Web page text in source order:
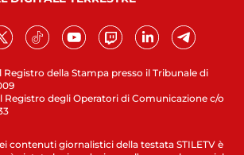
Registro della Stampa presso il Tribunale di
Registro degli Operatori di Comunicazione c/o
contenuti giornalistici della testata STILETV è